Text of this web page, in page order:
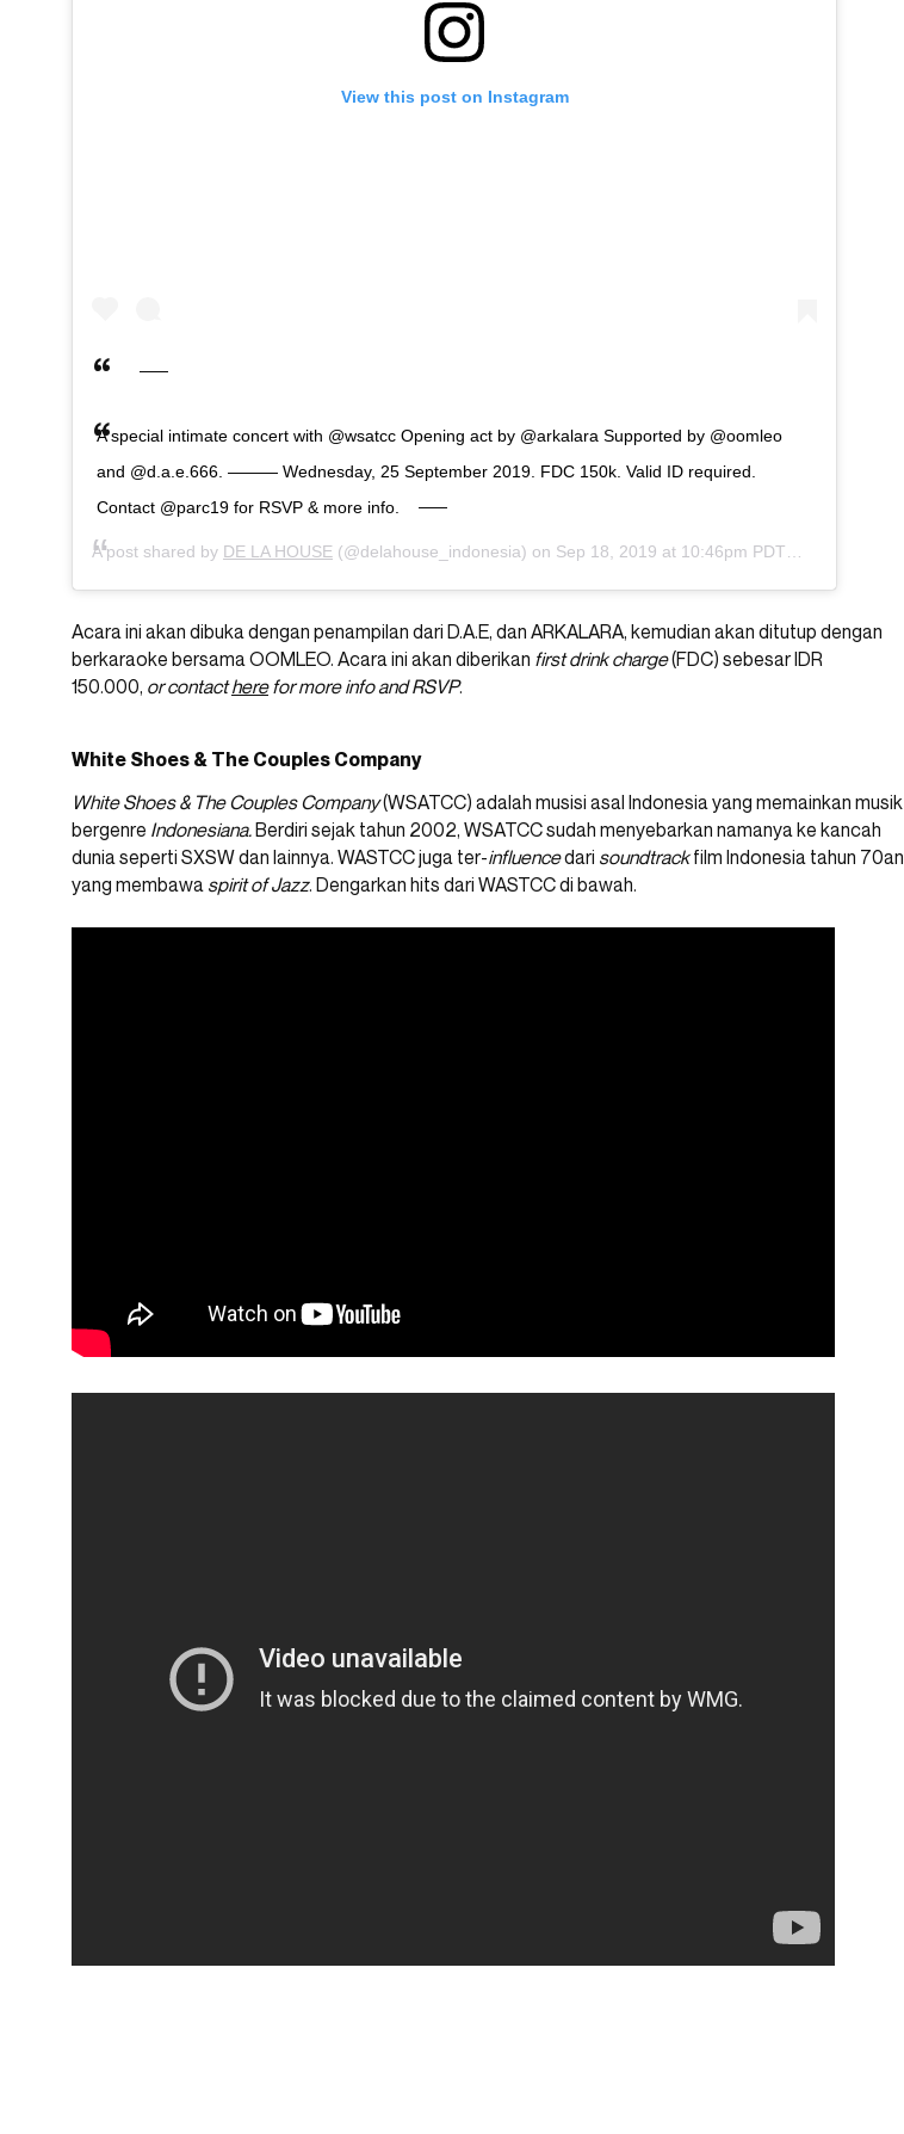
View this post on Instagram
A special intimate concert with @wsatcc Opening act by @arkalara Supported by @oomleo
and @d.a.e.666. ——— Wednesday, 25 September 2019. FDC 150k. Valid ID required.
Contact @parc19 for RSVP & more info.
A post shared by DE LA HOUSE (@delahouse_indonesia) on Sep 18, 2019 at 10:46pm PDT
Acara ini akan dibuka dengan penampilan dari D.A.E, dan ARKALARA, kemudian akan ditutup dengan
berkaraoke bersama OOMLEO. Acara ini akan diberikan first drink charge(FDC) sebesar IDR
150.000, or contactherefor more info and RSVP.
White Shoes & The Couples Company
White Shoes & The Couples Company(WSATCC) adalah musisi asal Indonesia yang memainkan musik
bergenre Indonesiana.Berdiri sejak tahun 2002, WSATCC sudah menyebarkan namanya ke kancah
dunia seperti SXSW dan lainnya. WASTCC juga ter-influencedari soundtrackfilm Indonesia tahun 70an
yang membawa spirit of Jazz. Dengarkan hits dari WASTCC di bawah.